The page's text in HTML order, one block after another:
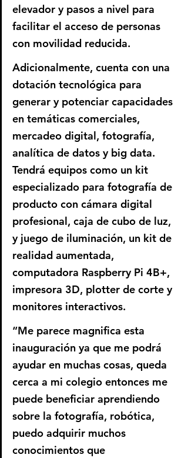
elevador y pasos a nivel para
facilitar el acceso de personas
con movilidad reducida.
Adicionalmente, cuenta con una
dotación tecnológica para
generar y potenciar capacidades
en temáticas comerciales,
mercadeo digital, fotografía,
analítica de datos y big data.
Tendrá equipos como un kit
especializado para fotografía de
producto con cámara digital
profesional, caja de cubo de luz,
y juego de iluminación, un kit de
realidad aumentada,
computadora Raspberry Pi 4B+,
impresora 3D, plotter de corte y
monitores interactivos.
“Me parece magnifica esta
inauguración ya que me podrá
ayudar en muchas cosas, queda
cerca a mi colegio entonces me
puede beneficiar aprendiendo
sobre la fotografía, robótica,
puedo adquirir muchos
conocimientos que